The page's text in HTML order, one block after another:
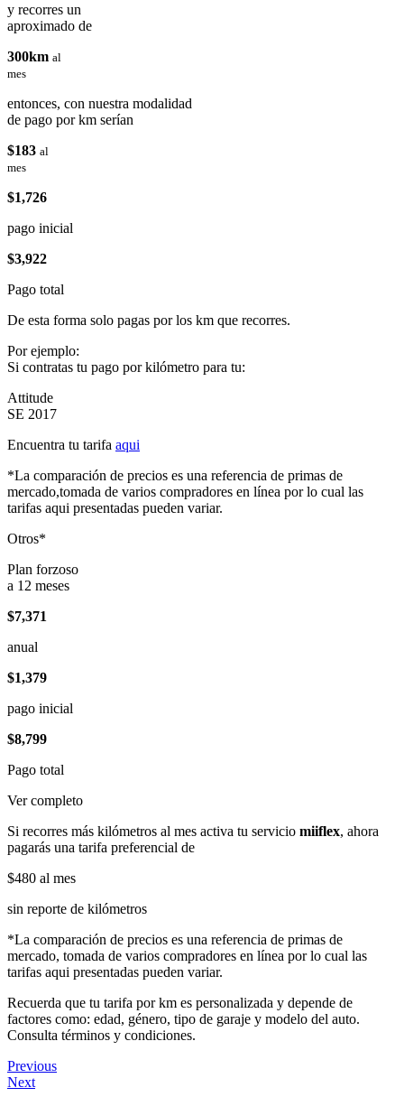
y recorres un
aproximado de
300km al
mes
entonces, con nuestra modalidad
de pago por km serían
$183 al
mes
$1,726
pago inicial
$3,922
Pago total
De esta forma solo pagas por los km que recorres.
Por ejemplo:
Si contratas tu pago por kilómetro para tu:
Attitude
SE 2017
Encuentra tu tarifa aqui
*La comparación de precios es una referencia de primas de
mercado,tomada de varios compradores en línea por lo cual las
tarifas aqui presentadas pueden variar.
Otros*
Plan forzoso
a 12 meses
$7,371
anual
$1,379
pago inicial
$8,799
Pago total
Ver completo
Si recorres más kilómetros al mes activa tu servicio miiflex, ahora
pagarás una tarifa preferencial de
$480 al mes
sin reporte de kilómetros
*La comparación de precios es una referencia de primas de
mercado, tomada de varios compradores en línea por lo cual las
tarifas aqui presentadas pueden variar.
Recuerda que tu tarifa por km es personalizada y depende de
factores como: edad, género, tipo de garaje y modelo del auto.
Consulta términos y condiciones.
Previous
Next